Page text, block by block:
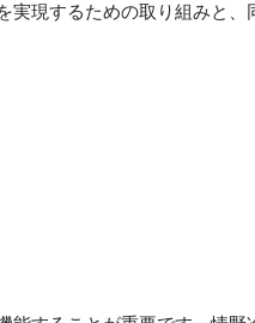
現するための取り組みと、